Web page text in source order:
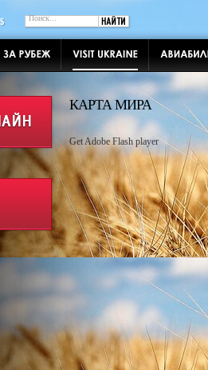
КАРТА МИРА
Get Adobe Flash player